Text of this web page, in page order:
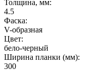
Толщина, мм:
4.5
Фаска:
V-образная
Цвет:
бело-черный
Ширина планки (мм):
300